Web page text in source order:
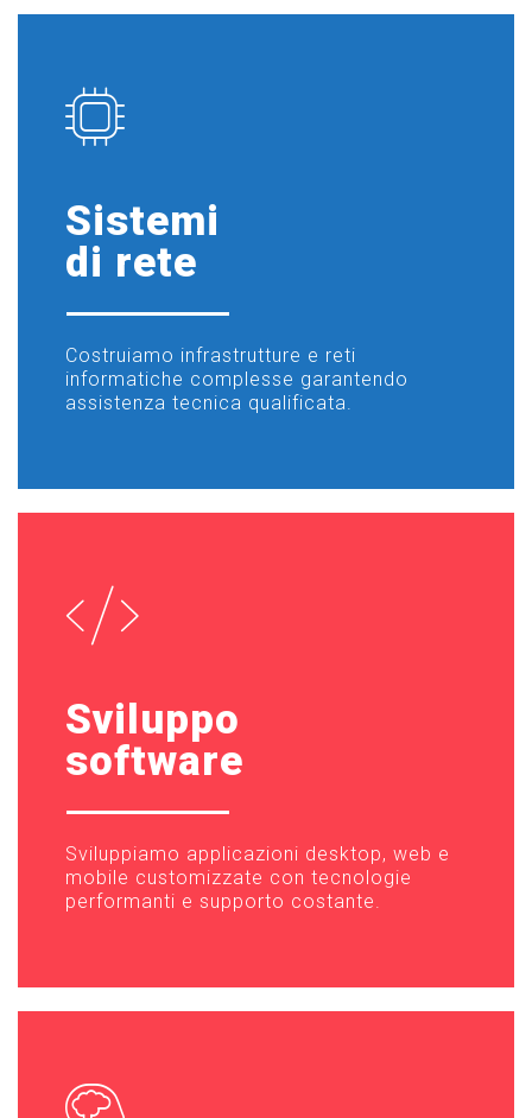
Sistemi
di rete
Costruiamo infrastrutture e reti
informatiche complesse garantendo
assistenza tecnica qualificata.
Sviluppo
software
Sviluppiamo applicazioni desktop, web e
mobile customizzate con tecnologie
performanti e supporto costante.